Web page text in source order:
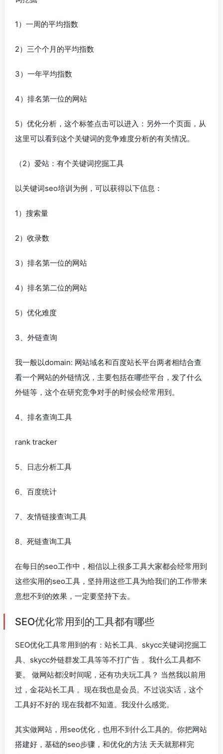
1）一周的平均指数
2）三个个月的平均指数
3）一年平均指数
4）排名第一位的网站
5）优化分析，这个标签点击可以进入：另外一个页面，从
这里可以看到这个关键词的竞争难度分析的有关情况。
（2）爱站：有个关键词挖掘工具
以关键词seo培训为例，可以获得以下信息：
1）搜索量
2）收录数
3）排名第一位的网站
4）排名第二位的网站
5）优化难度
3、外链查询
我一般以domain: 网站域名和百度站长平台两者相结合查
看一个网站的外链情况，主要包括在哪些平台，发了什么
外链等，这个在研究竞争对手的时候会经常用到。
4、排名查询工具
rank tracker
5、日志分析工具
6、百度统计
7、友情链接查询工具
8、死链查询工具
在每日的seo工作中，相信以上很多工具大家都会经常用到
这些实用的seo工具，坚持用这些工具为给我们的工作带来
意想不到的效果，一定要坚持下去。
SEO优化常用到的工具都有哪些
SEO优化工具常用到的有：站长工具、skycc关键词挖掘工
具、skycc外链群发工具等等不打广告 。我什么工具都不
要。 做网站都没时间呢，还有功夫玩工具？ 当然我以前用
过，金花站长工具 。现在我也是会员。不过说实话，这个
工具好不好的 现在我都不知道。我没什么感觉。
其实做网站，用seo优化，也用不到什么工具的。你把网站
搭建好，基础的seo步骤，和优化的方法 天天就那样完